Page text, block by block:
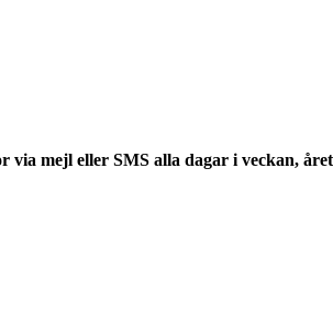
via mejl eller SMS alla dagar i veckan,